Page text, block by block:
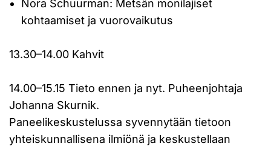
Nora Schuurman: Metsän monilajiset
kohtaamiset ja vuorovaikutus
13.30–14.00 Kahvit
14.00–15.15 Tieto ennen ja nyt. Puheenjohtaja
Johanna Skurnik.
Paneelikeskustelussa syvennytään tietoon
yhteiskunnallisena ilmiönä ja keskustellaan